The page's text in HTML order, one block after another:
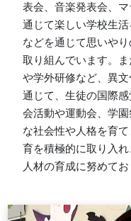
表会、音楽発表会、
通じて楽しい学校生
などを通じて思いや
取り組んでいます。
や学外研修など、異
通じて、生徒の国際
会活動や運動会、学
な社会性や人格を育
育を積極的に取り入
人材の育成に努めてお